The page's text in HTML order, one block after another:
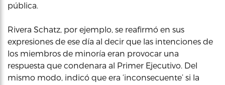
pública.
Rivera Schatz, por ejemplo, se reafirmó en sus
expresiones de ese día al decir que las intenciones de
los miembros de minoría eran provocar una
respuesta que condenara al Primer Ejecutivo. Del
mismo modo, indicó que era ‘inconsecuente’ si la